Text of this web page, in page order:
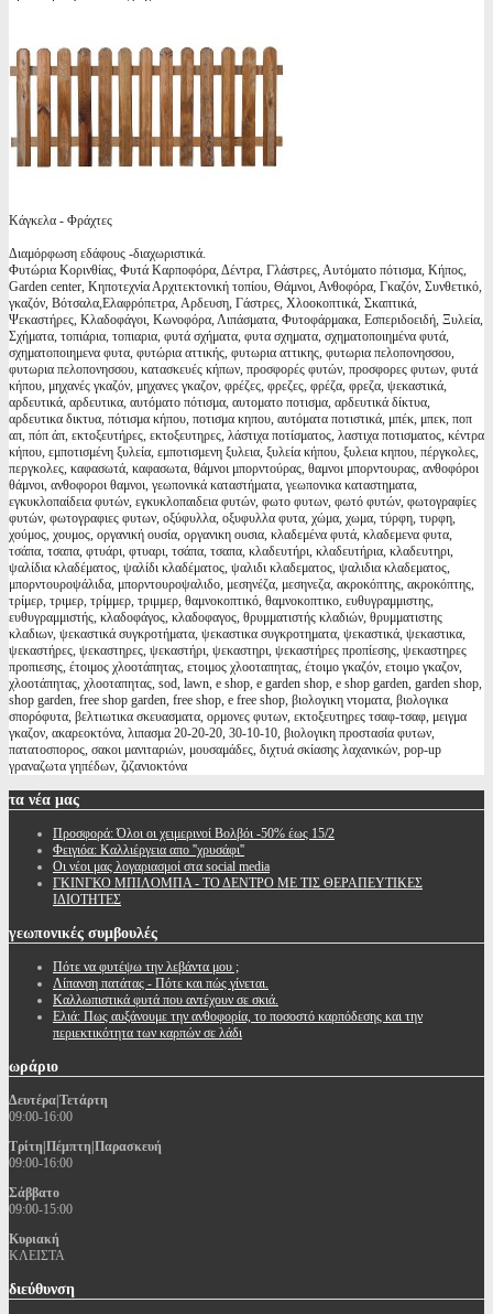
Κάγκελα - Φράχτες
Διαμόρφωση εδάφους -διαχωριστικά.
Φυτώρια Κορινθίας, Φυτά Καρποφόρα, Δέντρα, Γλάστρες, Αυτόματο πότισμα, Κήπος,
Garden center, Κηποτεχνία Αρχιτεκτονική τοπίου, Θάμνοι, Ανθοφόρα, Γκαζόν, Συνθετικό,
γκαζόν, Βότσαλα,Ελαφρόπετρα, Αρδευση, Γάστρες, Χλοοκοπτικά, Σκαπτικά,
Ψεκαστήρες, Κλαδοφάγοι, Κωνοφόρα, Λιπάσματα, Φυτοφάρμακα, Εσπεριδοειδή, Ξυλεία,
Σχήματα, τοπιάρια, τοπιαρια, φυτά σχήματα, φυτα σχηματα, σχηματοποιημένα φυτά,
σχηματοποιημενα φυτα, φυτώρια αττικής, φυτωρια αττικης, φυτωρια πελοπονησσου,
φυτωρια πελοπονησσου, κατασκευές κήπων, προσφορές φυτών, προσφορες φυτων, φυτά
κήπου, μηχανές γκαζόν, μηχανες γκαζον, φρέζες, φρεζες, φρέζα, φρεζα, ψεκαστικά,
αρδευτικά, αρδευτικα, αυτόματο πότισμα, αυτοματο ποτισμα, αρδευτικά δίκτυα,
αρδευτικα δικτυα, πότισμα κήπου, ποτισμα κηπου, αυτόματα ποτιστικά, μπέκ, μπεκ, ποπ
απ, πόπ άπ, εκτοξευτήρες, εκτοξευτηρες, λάστιχα ποτίσματος, λαστιχα ποτισματος, κέντρα
κήπου, εμποτισμένη ξυλεία, εμποτισμενη ξυλεια, ξυλεία κήπου, ξυλεια κηπου, πέργκολες,
περγκολες, καφασωτά, καφασωτα, θάμνοι μπορντούρας, θαμνοι μπορντουρας, ανθοφόροι
θάμνοι, ανθοφοροι θαμνοι, γεωπονικά καταστήματα, γεωπονικα καταστηματα,
εγκυκλοπαίδεια φυτών, εγκυκλοπαιδεια φυτών, φωτο φυτων, φωτό φυτών, φωτογραφίες
φυτών, φωτογραφιες φυτων, οξύφυλλα, οξυφυλλα φυτα, χώμα, χωμα, τύρφη, τυρφη,
χούμος, χουμος, οργανική ουσία, οργανικη ουσια, κλαδεμένα φυτά, κλαδεμενα φυτα,
τσάπα, τσαπα, φτυάρι, φτυαρι, τσάπα, τσαπα, κλαδευτήρι, κλαδευτήρια, κλαδευτηρι,
ψαλίδια κλαδέματος, ψαλίδι κλαδέματος, ψαλιδι κλαδεματος, ψαλιδια κλαδεματος,
μπορντουροψάλιδα, μπορντουροψαλιδο, μεσηνέζα, μεσηνεζα, ακροκόπτης, ακροκόπτης,
τρίμερ, τριμερ, τρίμμερ, τριμμερ, θαμνοκοπτικό, θαμνοκοπτικο, ευθυγραμμιστης,
ευθυγραμμιστής, κλαδοφάγος, κλαδοφαγος, θρυμματιστής κλαδιών, θρυμματιστης
κλαδιων, ψεκαστικά συγκροτήματα, ψεκαστικα συγκροτηματα, ψεκαστικά, ψεκαστικα,
ψεκαστήρες, ψεκαστηρες, ψεκαστήρι, ψεκαστηρι, ψεκαστήρες προπίεσης, ψεκαστηρες
προπιεσης, έτοιμος χλοοτάπητας, ετοιμος χλοοταπητας, έτοιμο γκαζόν, ετοιμο γκαζον,
χλοοτάπητας, χλοοταπητας, sod, lawn, e shop, e garden shop, e shop garden, garden shop,
shop garden, free shop garden, free shop, e free shop, βιολογικη ντοματα, βιολογικα
σπορόφυτα, βελτιωτικα σκευασματα, ορμονες φυτων, εκτοξευτηρες τσαφ-τσαφ, μειγμα
γκαζον, ακαρεοκτόνα, λιπασμα 20-20-20, 30-10-10, βιολογικη προστασία φυτων,
πατατοσπορος, σακοι μανιταριών, μουσαμάδες, διχτυά σκίασης λαχανικών, pop-up
γραναζωτα γηπέδων, ζιζανιοκτόνα
τα νέα μας
Προσφορά: Όλοι οι χειμερινοί Βολβόι -50% έως 15/2
Φειγιόα: Καλλιέργεια απο ''χρυσάφι''
Oι νέοι μας λογαριασμοί στα social media
ΓΚΙΝΓΚΟ ΜΠΙΛΟΜΠΑ - ΤΟ ΔΕΝΤΡΟ ΜΕ ΤΙΣ ΘΕΡΑΠΕΥΤΙΚΕΣ
ΙΔΙΟΤΗΤΕΣ
γεωπονικές συμβουλές
Πότε να φυτέψω την λεβάντα μου ;
Λίπανση πατάτας - Πότε και πώς γίνεται.
Καλλωπιστικά φυτά που αντέχουν σε σκιά.
Ελιά: Πως αυξάνουμε την ανθοφορία, το ποσοστό καρπόδεσης και την
περιεκτικότητα των καρπών σε λάδι
ωράριο
Δευτέρα|Τετάρτη
09:00-16:00
Τρίτη|Πέμπτη|Παρασκευή
09:00-16:00
Σάββατο
09:00-15:00
Κυριακή
ΚΛΕΙΣΤΑ
διεύθυνση